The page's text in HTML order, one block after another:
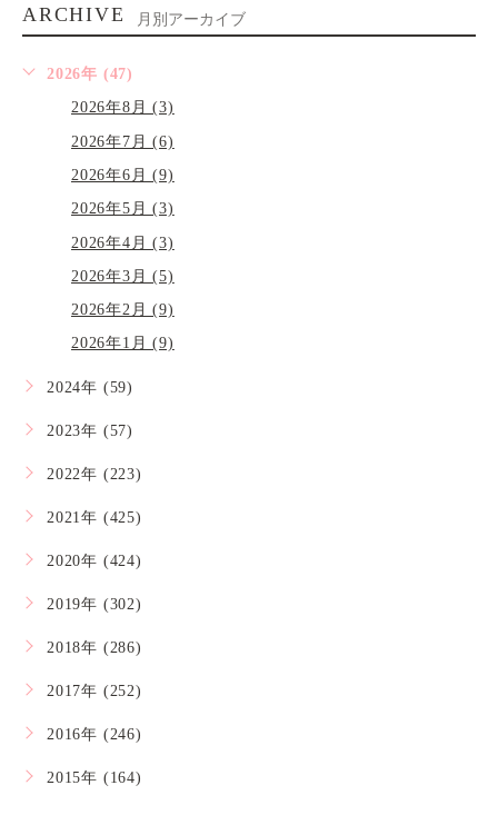
ARCHIVE 月別アーカイブ
2026年 (47)
2026年8月 (3)
2026年7月 (6)
2026年6月 (9)
2026年5月 (3)
2026年4月 (3)
2026年3月 (5)
2026年2月 (9)
2026年1月 (9)
2024年 (59)
2023年 (57)
2022年 (223)
2021年 (425)
2020年 (424)
2019年 (302)
2018年 (286)
2017年 (252)
2016年 (246)
2015年 (164)